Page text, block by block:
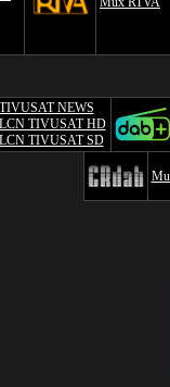
TIVUSAT NEWS
LCN TIVUSAT HD
LCN TIVUSAT SD